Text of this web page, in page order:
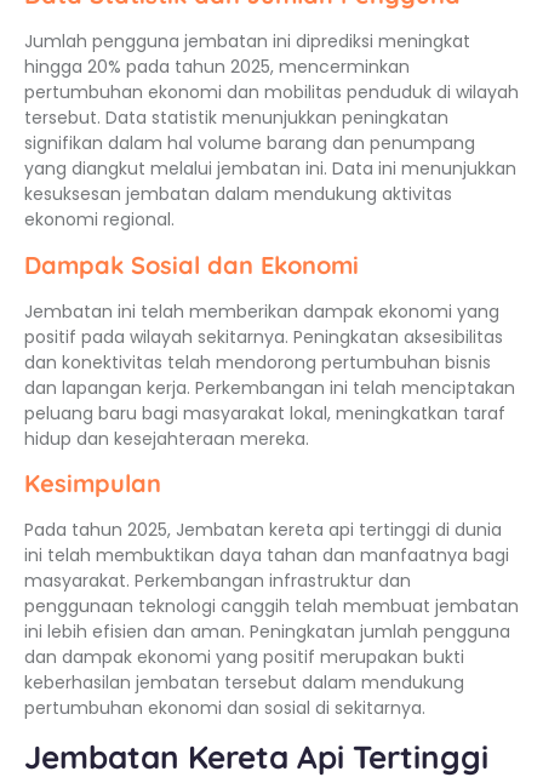
Jumlah pengguna jembatan ini diprediksi meningkat
hingga 20% pada tahun 2025, mencerminkan
pertumbuhan ekonomi dan mobilitas penduduk di wilayah
tersebut. Data statistik menunjukkan peningkatan
signifikan dalam hal volume barang dan penumpang
yang diangkut melalui jembatan ini. Data ini menunjukkan
kesuksesan jembatan dalam mendukung aktivitas
ekonomi regional.
Dampak Sosial dan Ekonomi
Jembatan ini telah memberikan dampak ekonomi yang
positif pada wilayah sekitarnya. Peningkatan aksesibilitas
dan konektivitas telah mendorong pertumbuhan bisnis
dan lapangan kerja. Perkembangan ini telah menciptakan
peluang baru bagi masyarakat lokal, meningkatkan taraf
hidup dan kesejahteraan mereka.
Kesimpulan
Pada tahun 2025, Jembatan kereta api tertinggi di dunia
ini telah membuktikan daya tahan dan manfaatnya bagi
masyarakat. Perkembangan infrastruktur dan
penggunaan teknologi canggih telah membuat jembatan
ini lebih efisien dan aman. Peningkatan jumlah pengguna
dan dampak ekonomi yang positif merupakan bukti
keberhasilan jembatan tersebut dalam mendukung
pertumbuhan ekonomi dan sosial di sekitarnya.
Jembatan Kereta Api Tertinggi